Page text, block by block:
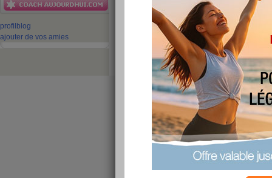
profil blog
ajouter de vos amies
21 - 30 31 - 40 41 - 50 51 -
‹ Préc. 61 62 63 64 65
Ma ville préférée
publié le 02/07/2010 à 08:01
Pour finir le jeu des villes,
Quelle est votre
Parmi toutes les villes que je connais, il y en